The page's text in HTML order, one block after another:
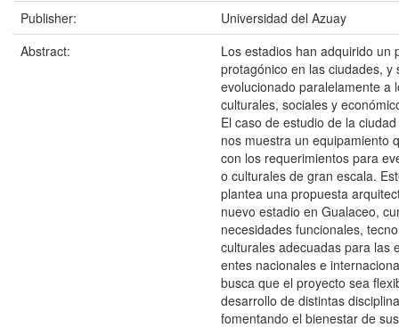
Publisher:
Universidad del Azuay
Abstract:
Los estadios han adquirido un
protagónico en las ciudades, y
evolucionado paralelamente a
culturales, sociales y
El caso de estudio de la
nos muestra un equipamiento
con los requerimientos para
o culturales de gran escala.
plantea una propuesta
nuevo estadio en Gualaceo,
necesidades funcionales,
culturales adecuadas para las
entes nacionales e
busca que el proyecto sea
desarrollo de distintas
fomentando el bienestar de